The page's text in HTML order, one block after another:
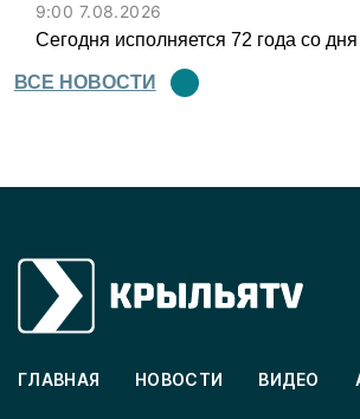
9:00 7.08.2026
Сегодня исполняется 72 года со
ВСЕ НОВОСТИ
ГЛАВНАЯ НОВОСТИ ВИДЕО